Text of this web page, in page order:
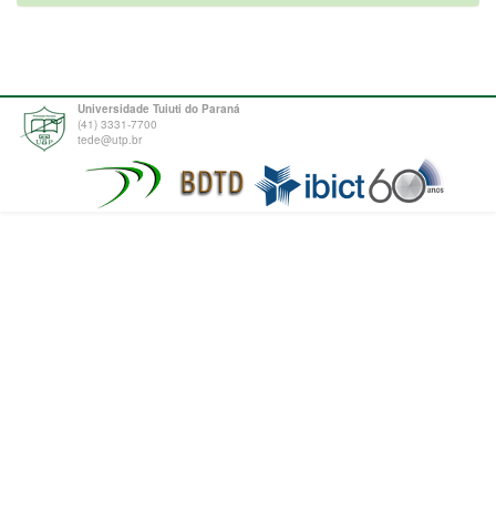
Universidade Tuiuti do Paraná
(41) 3331-7700
tede@utp.br